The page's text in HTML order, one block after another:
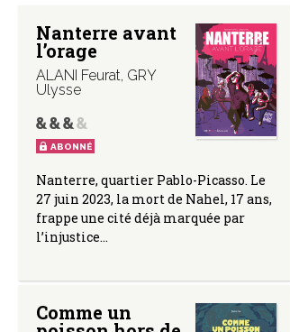
Nanterre avant
l’orage
ALANI Feurat, GRY
Ulysse
ABONNÉ
Nanterre, quartier Pablo-Picasso. Le
27 juin 2023, la mort de Nahel, 17 ans,
frappe une cité déjà marquée par
l’injustice…
Comme un